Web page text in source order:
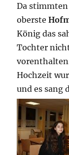
Da
oberste
König das
Tochter
Hochzeit
und es sang